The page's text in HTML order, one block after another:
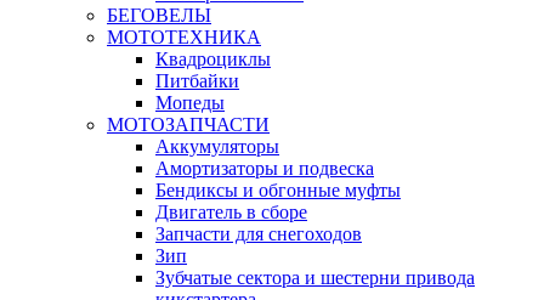
БЕГОВЕЛЫ
МОТОТЕХНИКА
Квадроциклы
Питбайки
Мопеды
МОТОЗАПЧАСТИ
Аккумуляторы
Амортизаторы и подвеска
Бендиксы и обгонные муфты
Двигатель в сборе
Запчасти для снегоходов
Зип
Зубчатые сектора и шестерни привода